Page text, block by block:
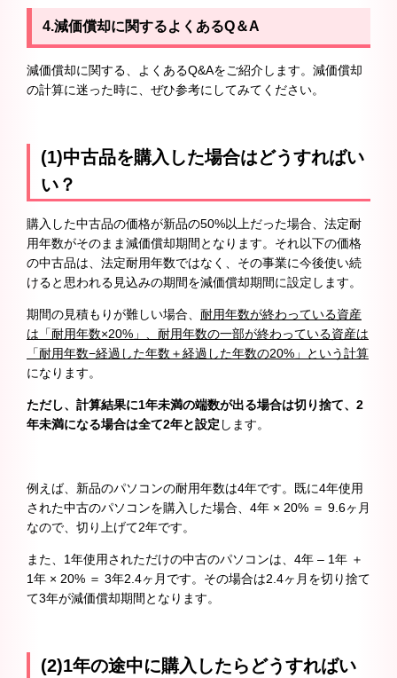
4.減価償却に関するよくあるQ＆A
減価償却に関する、よくあるQ&Aをご紹介します。減価償却
の計算に迷った時に、ぜひ参考にしてみてください。
(1)中古品を購入した場合はどうすればい
い？
購入した中古品の価格が新品の50%以上だった場合、法定耐
用年数がそのまま減価償却期間となります。それ以下の価格
の中古品は、法定耐用年数ではなく、その事業に今後使い続
けると思われる見込みの期間を減価償却期間に設定します。
期間の見積もりが難しい場合、 耐用年数が終わっている資産
は「耐用年数×20%」、耐用年数の一部が終わっている資産は
「耐用年数−経過した年数＋経過した年数の20%」という計算
になります。
ただし、計算結果に1年未満の端数が出る場合は切り捨て、2
年未満になる場合は全て2年と設定 します。
例えば、新品のパソコンの耐用年数は4年です。既に4年使用
された中古のパソコンを購入した場合、4年 × 20% ＝ 9.6ヶ月
なので、切り上げて2年です。
また、1年使用されただけの中古のパソコンは、4年 – 1年 ＋
1年 × 20% ＝ 3年2.4ヶ月です。その場合は2.4ヶ月を切り捨て
て3年が減価償却期間となります。
(2)1年の途中に購入したらどうすればい